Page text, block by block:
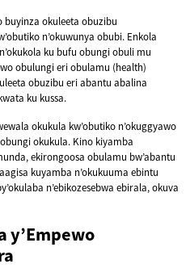
okuleeta obuzibu
n’okuwunya obubi. Enkola
ku bufu obungi obuli mu
obulungi eri obulamu (health)
obuzibu eri abantu abalina
ku kussa.
okukula kw’obutiko n’okuggyawo
okukula. Kino kiyamba
ekirongoosa obulamu bw’abantu
kuyamba n’okukuuma ebintu
n’ebikozesebwa ebirala, okuva
y’Empewo